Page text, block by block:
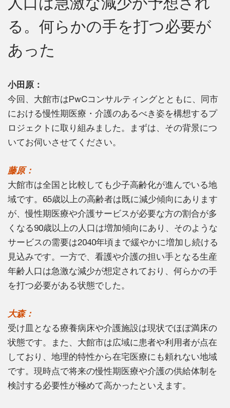
る。何らかの手を打つ必要が
あった
小田原：
今回、大館市はPwCコンサルティングとともに、同市
における慢性期医療・介護のあるべき姿を構想するプ
ロジェクトに取り組みました。まずは、その背景につ
いてお伺いさせてください。
藤原：
大館市は全国と比較しても少子高齢化が進んでいる地
域です。65歳以上の高齢者は既に減少傾向にあります
が、慢性期医療や介護サービスが必要な方の割合が多
くなる90歳以上の人口は増加傾向にあり、そのような
サービスの需要は2040年頃まで緩やかに増加し続ける
見込みです。一方で、看護や介護の担い手となる生産
年齢人口は急激な減少が想定されており、何らかの手
を打つ必要がある状態でした。
大森：
受け皿となる療養病床や介護施設は現状でほぼ満床の
状態です。また、大館市は広域に患者や利用者が点在
しており、地理的特性から在宅医療にも頼れない地域
です。現時点で将来の慢性期医療や介護の供給体制を
検討する必要性が極めて高かったといえます。